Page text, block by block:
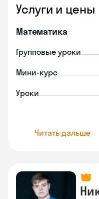
Услуги и цены
Математика
Групповые уроки
Мини-курс
Уроки
Читать дальше